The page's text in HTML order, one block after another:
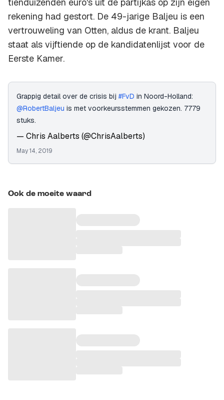
tienduizenden euro's uit de partijkas op zijn eigen
rekening had gestort. De 49-jarige Baljeu is een
vertrouweling van Otten, aldus de krant. Baljeu
staat als vijftiende op de kandidatenlijst voor de
Eerste Kamer.
Grappig detail over de crisis bij #FvD in Noord-Holland:
@RobertBaljeu is met voorkeursstemmen gekozen. 7779
stuks.
— Chris Aalberts (@ChrisAalberts)
May 14, 2019
Ook de moeite waard